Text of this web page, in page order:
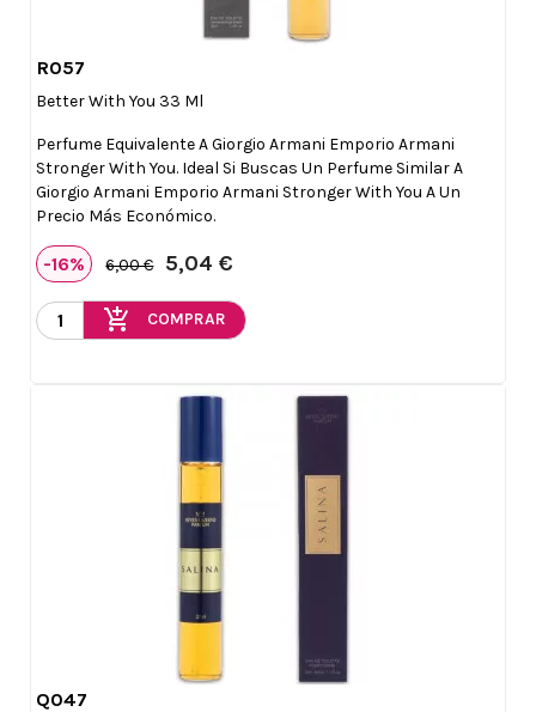
R057
Better With You 33 Ml
Perfume Equivalente A Giorgio Armani Emporio Armani
Stronger With You. Ideal Si Buscas Un Perfume Similar A
Giorgio Armani Emporio Armani Stronger With You A Un
Precio Más Económico.
-16% 6,00 € 5,04 €
add_shopping_cart COMPRAR
Q047